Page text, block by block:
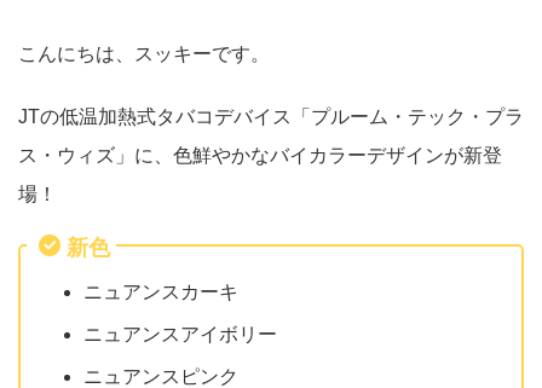
こんにちは、スッキーです。
JTの低温加熱式タバコデバイス「プルーム・テック・プラ
ス・ウィズ」に、色鮮やかなバイカラーデザインが新登
場！
新色
ニュアンスカーキ
ニュアンスアイボリー
ニュアンスピンク